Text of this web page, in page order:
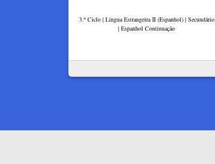
3.º Ciclo | Língua Estrangeira II (Espanhol) | Secundário
| Espanhol Continuação